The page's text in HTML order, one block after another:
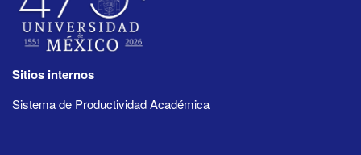
Sitios internos
Sistema de Productividad Académica